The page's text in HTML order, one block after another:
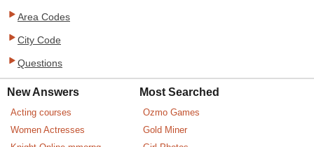
Area Codes
City Code
Questions
New Answers
Acting courses
Women Actresses
Most Searched
Ozmo Games
Gold Miner